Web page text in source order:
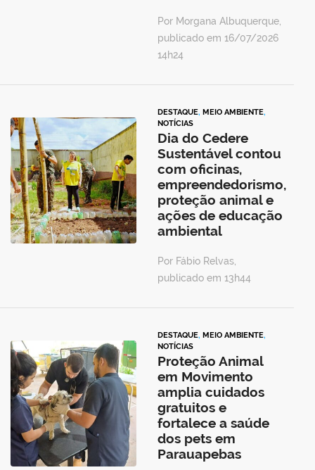
Por Morgana Albuquerque,
publicado em 16/07/2026
14h24
DESTAQUE, MEIO AMBIENTE,
NOTÍCIAS
Dia do Cedere
Sustentável contou
com oficinas,
empreendedorismo,
proteção animal e
ações de educação
ambiental
Por Fábio Relvas,
publicado em 13h44
DESTAQUE, MEIO AMBIENTE,
NOTÍCIAS
Proteção Animal
em Movimento
amplia cuidados
gratuitos e
fortalece a saúde
dos pets em
Parauapebas